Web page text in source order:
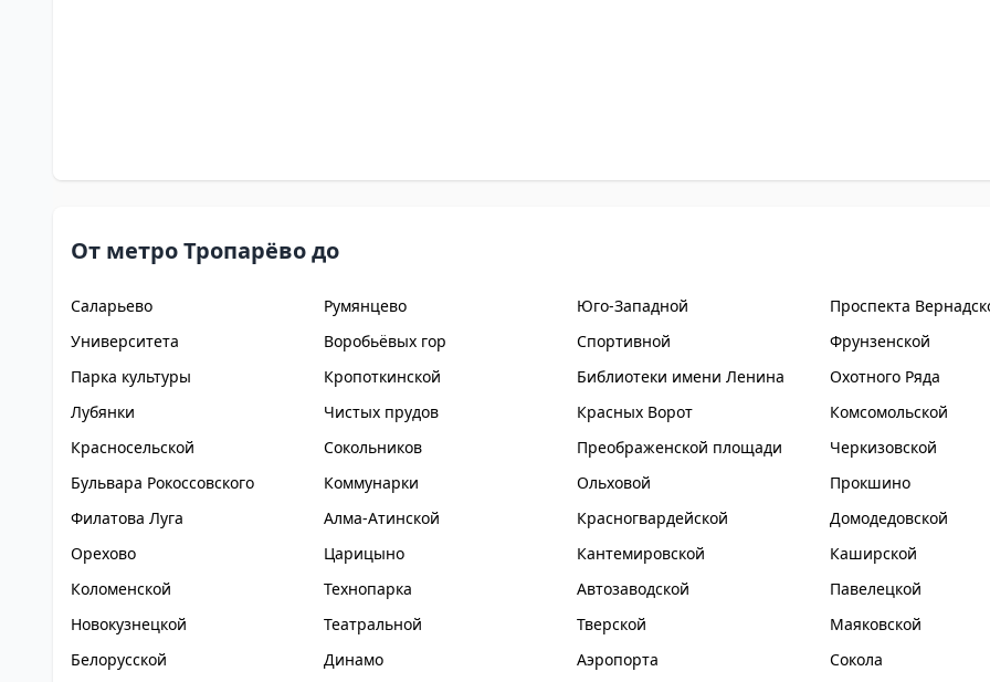
От метро Тропарёво до
Саларьево Румянцево Юго-Западной
Проспекта
Университета
Воробьёвых гор Спортивной
Фрунзенской
Парка культуры
Кропоткинской Библиотеки имени Ленина
Охотного Ряда
Лубянки
Чистых прудов Красных Ворот
Комсомольской
Красносельской
Сокольников Преображенской площади
Черкизовской
Бульвара Рокоссовского
Коммунарки Ольховой
Прокшино
Филатова Луга
Алма-Атинской Красногвардейской
Домодедовской
Орехово
Царицыно Кантемировской
Каширской
Коломенской
Технопарка Автозаводской
Павелецкой
Новокузнецкой
Театральной Тверской
Маяковской
Белорусской
Динамо Аэропорта
Сокола